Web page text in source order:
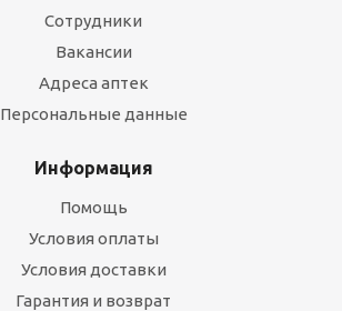
Сотрудники
Вакансии
Адреса аптек
Персональные данные
Информация
Помощь
Условия оплаты
Условия доставки
Гарантия и возврат